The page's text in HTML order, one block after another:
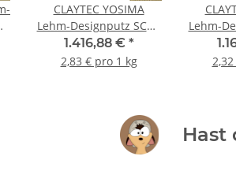
CLAYTEC YOSIMA
Lehm-Designputz SCGE
2.0 HE - 500 kg BigBag
1.416,88 € *
2,83 € pro 1 kg
Lehm-
3.0 -
Hast